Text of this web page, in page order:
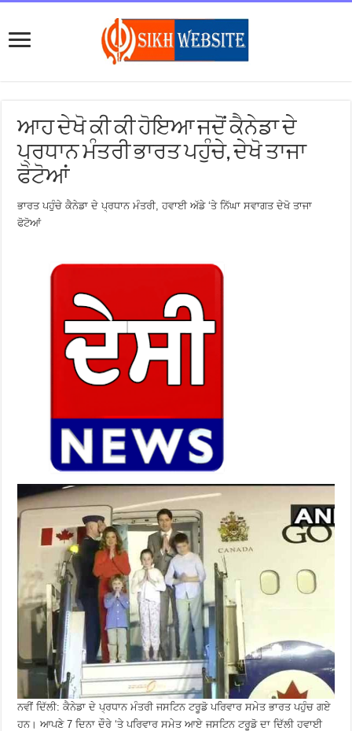
ਆਹ ਦੇਖੋ ਕੀ ਕੀ ਹੋਇਆ ਜਦੋਂ ਕੈਨੇਡਾ ਦੇ
ਪ੍ਰਧਾਨ ਮੰਤਰੀ ਭਾਰਤ ਪਹੁੰਚੇ, ਦੇਖੋ ਤਾਜਾ
ਫੋਟੋਆਂ
ਭਾਰਤ ਪਹੁੰਚੇ ਕੈਨੇਡਾ ਦੇ ਪ੍ਰਧਾਨ ਮੰਤਰੀ, ਹਵਾਈ ਅੱਡੇ ‘ਤੇ ਨਿੱਘਾ ਸਵਾਗਤ ਦੇਖੋ ਤਾਜਾ
ਫੋਟੋਆਂ
ਨਵੀਂ ਦਿੱਲੀ: ਕੈਨੇਡਾ ਦੇ ਪ੍ਰਧਾਨ ਮੰਤਰੀ ਜਸਟਿਨ ਟਰੂਡੋ ਪਰਿਵਾਰ ਸਮੇਤ ਭਾਰਤ ਪਹੁੰਚ ਗਏ
ਹਨ। ਆਪਣੇ 7 ਦਿਨਾ ਦੌਰੇ ‘ਤੇ ਪਰਿਵਾਰ ਸਮੇਤ ਆਏ ਜਸਟਿਨ ਟਰੂਡੋ ਦਾ ਦਿੱਲੀ ਹਵਾਈ